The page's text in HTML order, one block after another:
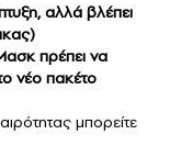
αλλά βλέπει
πρέπει να
νέο πακέτο
μπορείτε